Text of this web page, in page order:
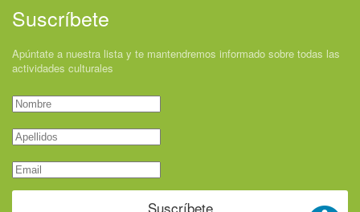
Suscríbete
Apúntate a nuestra lista y te mantendremos informado sobre todas las
actividades culturales
Suscríbete